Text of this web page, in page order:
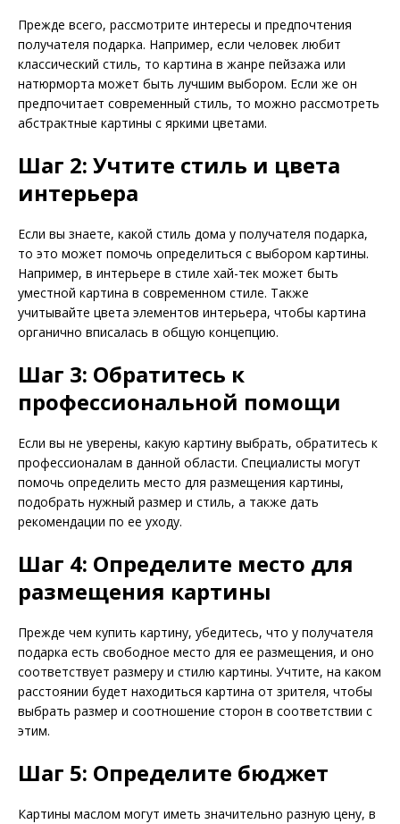
Прежде всего, рассмотрите интересы и предпочтения
получателя подарка. Например, если человек любит
классический стиль, то картина в жанре пейзажа или
натюрморта может быть лучшим выбором. Если же он
предпочитает современный стиль, то можно рассмотреть
абстрактные картины с яркими цветами.
Шаг 2: Учтите стиль и цвета
интерьера
Если вы знаете, какой стиль дома у получателя подарка,
то это может помочь определиться с выбором картины.
Например, в интерьере в стиле хай-тек может быть
уместной картина в современном стиле. Также
учитывайте цвета элементов интерьера, чтобы картина
органично вписалась в общую концепцию.
Шаг 3: Обратитесь к
профессиональной помощи
Если вы не уверены, какую картину выбрать, обратитесь к
профессионалам в данной области. Специалисты могут
помочь определить место для размещения картины,
подобрать нужный размер и стиль, а также дать
рекомендации по ее уходу.
Шаг 4: Определите место для
размещения картины
Прежде чем купить картину, убедитесь, что у получателя
подарка есть свободное место для ее размещения, и оно
соответствует размеру и стилю картины. Учтите, на каком
расстоянии будет находиться картина от зрителя, чтобы
выбрать размер и соотношение сторон в соответствии с
этим.
Шаг 5: Определите бюджет
Картины маслом могут иметь значительно разную цену, в